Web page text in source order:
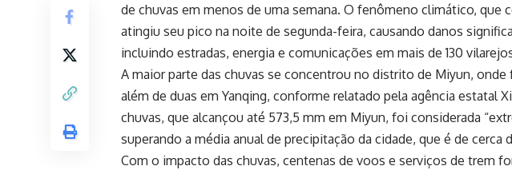
de chuvas em menos de uma semana. O fenômeno climático, que
atingiu seu pico na noite de segunda-feira, causando danos
incluindo estradas, energia e comunicações em mais de 130
A maior parte das chuvas se concentrou no distrito de Miyun,
além de duas em Yanqing, conforme relatado pela agência estatal
chuvas, que alcançou até 573,5 mm em Miyun, foi considerada
superando a média anual de precipitação da cidade, que é de cerca
Com o impacto das chuvas, centenas de voos e serviços de trem